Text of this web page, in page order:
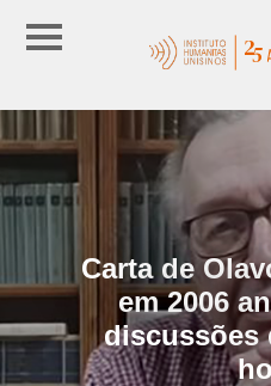
Carta de
em 2006
discussões